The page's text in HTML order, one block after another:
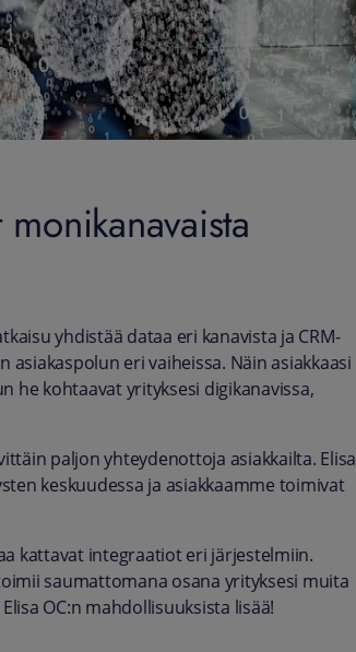
yhdistää dataa eri kanavista ja CRM-
eri vaiheissa. Näin asiakkaasi
he kohtaavat yrityksesi digikanavissa,
paljon yhteydenottoja asiakkailta. Elisa
keskuudessa ja asiakkaamme toimivat
kattavat integraatiot eri järjestelmiin.
saumattomana osana yrityksesi muita
OC:n mahdollisuuksista lisää!